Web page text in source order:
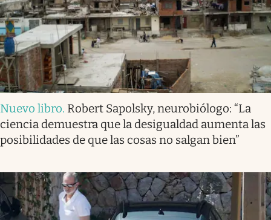
Nuevo libro. Robert Sapolsky, neurobiólogo: “La
ciencia demuestra que la desigualdad aumenta las
posibilidades de que las cosas no salgan bien”